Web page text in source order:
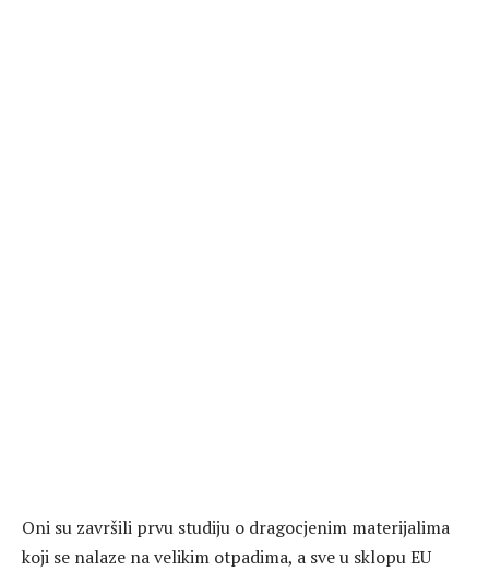
Oni su završili prvu studiju o dragocjenim materijalima
koji se nalaze na velikim otpadima, a sve u sklopu EU